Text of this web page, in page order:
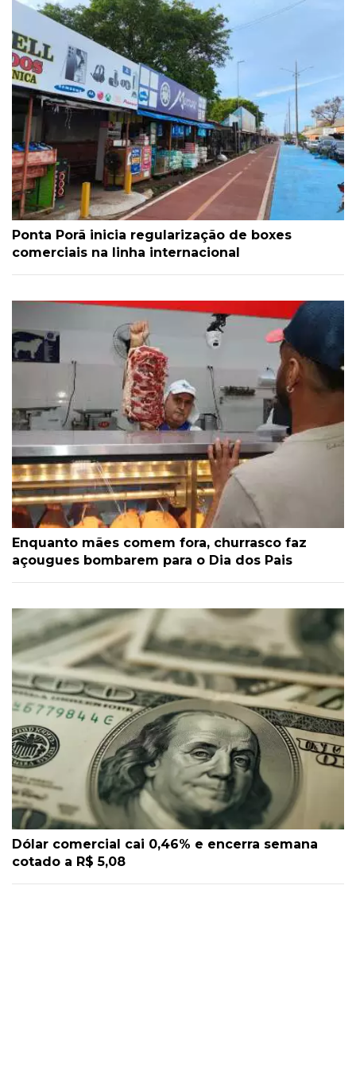
Ponta Porã inicia regularização de boxes
comerciais na linha internacional
Enquanto mães comem fora, churrasco faz
açougues bombarem para o Dia dos Pais
Dólar comercial cai 0,46% e encerra semana
cotado a R$ 5,08